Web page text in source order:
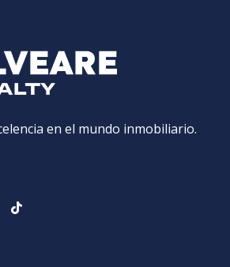
en el mundo inmobiliario.